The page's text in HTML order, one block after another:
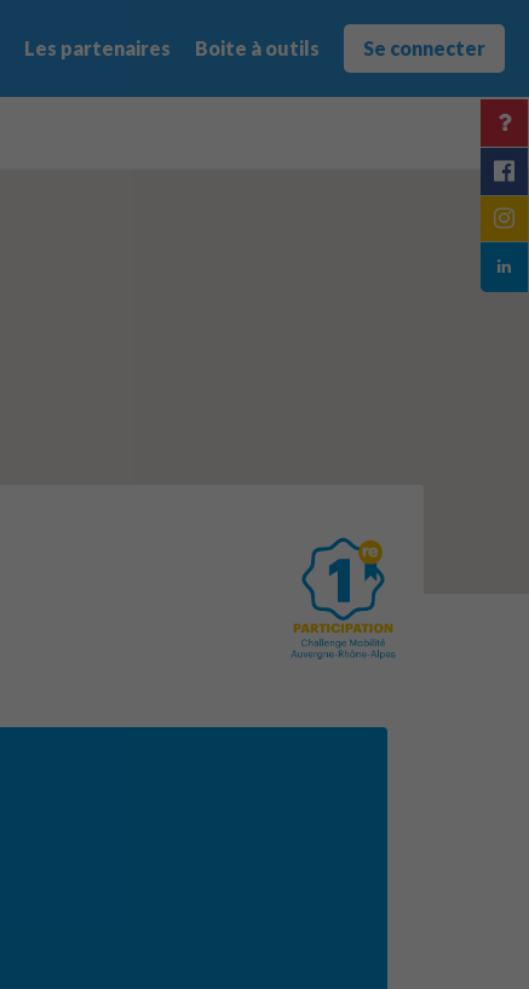
Les partenaires Boite à outils Se connecter